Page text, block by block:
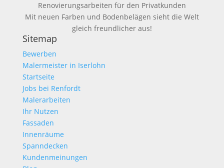
Renovierungsarbeiten für den Privatkunden
Mit neuen Farben und Bodenbelägen sieht die Welt
gleich freundlicher aus!
Sitemap
Bewerben
Malermeister in Iserlohn
Startseite
Jobs bei Renfordt
Malerarbeiten
Ihr Nutzen
Fassaden
Innenräume
Spanndecken
Kundenmeinungen